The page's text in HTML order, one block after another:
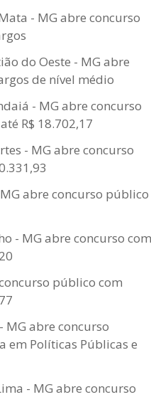
- MG abre concurso
do Oeste - MG abre
de nível médio
- MG abre concurso
R$ 18.702,17
- MG abre concurso
abre concurso público
- MG abre concurso com
público com
MG abre concurso
em Políticas Públicas e
- MG abre concurso